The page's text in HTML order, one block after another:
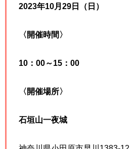
2023年10月29日（日）
〈開催時間〉
10：00～15：00
〈開催場所〉
石垣山一夜城